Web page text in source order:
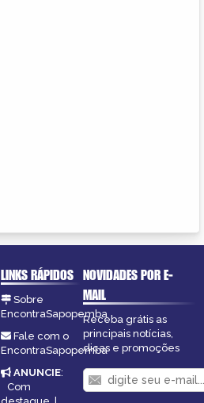
LINKS RÁPIDOS
Sobre
EncontraSapopemba
Fale com o
EncontraSapopemba
ANUNCIE:
Com
NOVIDADES POR E-
MAIL
Receba grátis as
principais notícias,
dicas e promoções